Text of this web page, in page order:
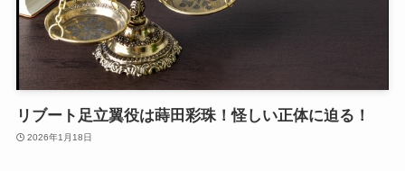
リブート足立翼役は蒔田彩珠！怪しい正体に迫る！
2026年1月18日